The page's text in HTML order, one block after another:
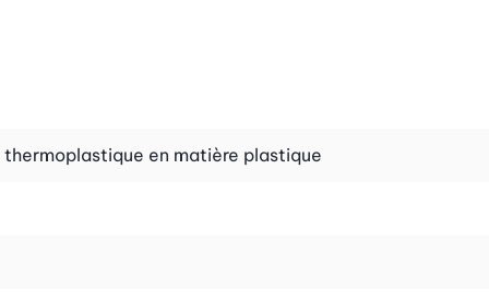
en matière plastique